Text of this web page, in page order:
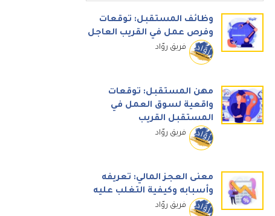
وظائف المستقبل: توقعات
وفرص عمل في القريب العاجل
فريق روّاد
مهن المستقبل: توقعات
واقعية لسوق العمل في
المستقبل القريب
فريق روّاد
معنى العجز المالي: تعريفه
وأسبابه وكيفية التغلب عليه
فريق روّاد